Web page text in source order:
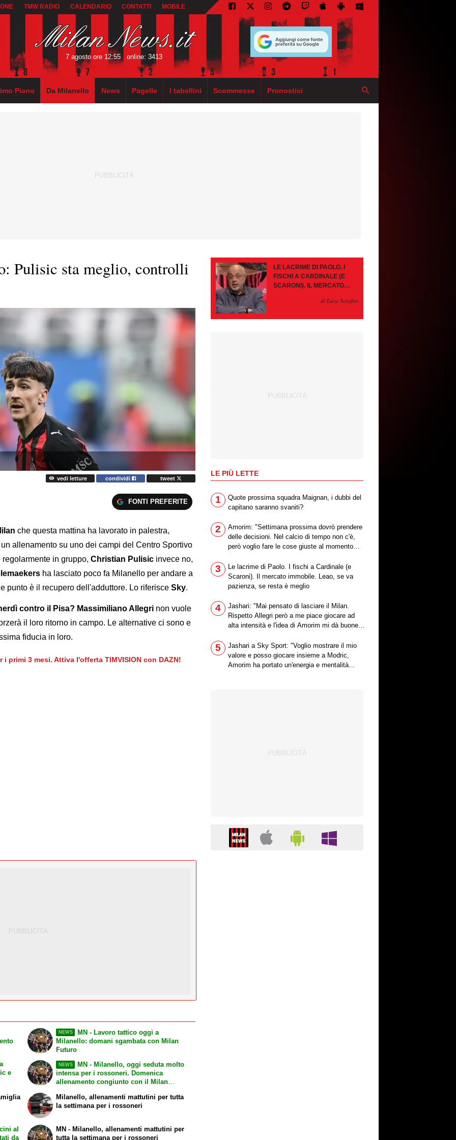
TMW RADIO CALENDARIO CONTATTI MOBILE
7 agosto ore 12:55 online: 3413
Piano Da Milanello News Pagelle I tabellini Scommesse Pronostici
Pulisic sta meglio, controlli
vedi letture condividi tweet
FONTI PREFERITE
che questa mattina ha lavorato in palestra,
allenamento su uno dei campi del Centro Sportivo
regolarmente in gruppo, Christian Pulisic invece no,
ha lasciato poco fa Milanello per andare a
punto è il recupero dell'adduttore. Lo riferisce Sky.
contro il Pisa? Massimiliano Allegri non vuole
il loro ritorno in campo. Le alternative ci sono e
fiducia in loro.
i primi 3 mesi. Attiva l'offerta TIMVISION con DAZN!
e
NEWS
MN - Lavoro tattico oggi a
Milanello: domani sgambata con Milan
Futuro
NEWS
MN - Milanello, oggi seduta molto
intensa per i rossoneri. Domenica
allenamento congiunto con il Milan
al
da
Milanello, allenamenti mattutini per tutta
la settimana per i rossoneri
MN - Milanello, allenamenti mattutini per
tutta la settimana per i rossoneri
LE LACRIME DI PAOLO. I
FISCHI A CARDINALE (E
SCARONI). IL MERCATO
PAZIENZA, SE RESTA È
di Luca Serafini
LE PIÙ LETTE
1
Quote prossima squadra Maignan, i dubbi del
capitano saranno svaniti?
2
Amorim: "Settimana prossima dovrò prendere
delle decisioni. Nel calcio di tempo non c'è,
però voglio fare le cose giuste al momento
3
Le lacrime di Paolo. I fischi a Cardinale (e
Scaroni). Il mercato immobile. Leao, se va
pazienza, se resta è meglio
4
Jashari: "Mai pensato di lasciare il Milan.
Rispetto Allegri però a me piace giocare ad
alta intensità e l'idea di Amorim mi dà buone
5
Jashari a Sky Sport: "Voglio mostrare il mio
valore e posso giocare insieme a Modric,
Amorim ha portato un'energia e mentalità